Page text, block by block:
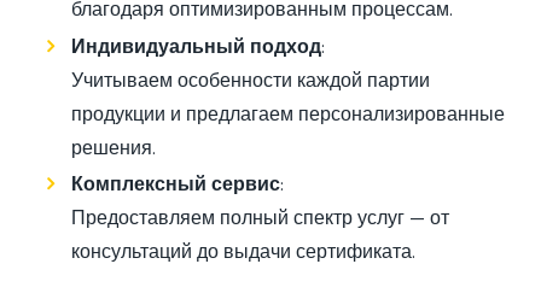
благодаря оптимизированным процессам.
Индивидуальный подход:
Учитываем особенности каждой партии
продукции и предлагаем персонализированные
решения.
Комплексный сервис:
Предоставляем полный спектр услуг — от
консультаций до выдачи сертификата.